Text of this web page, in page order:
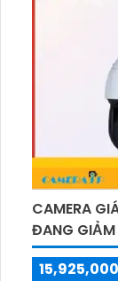
CAMERA
ĐANG